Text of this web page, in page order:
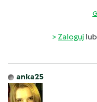
Zaloguj lub
anka25